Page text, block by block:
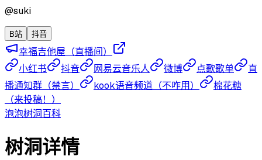
@suki
B站 抖音
幸福吉他屋（直播间）
小红书
抖音 网易云音乐人 微博 点歌歌单
直
播通知群（禁言）
kook语音频道（不咋用）
棉花糖
（来投稿！）
泡泡树洞百科
树洞详情